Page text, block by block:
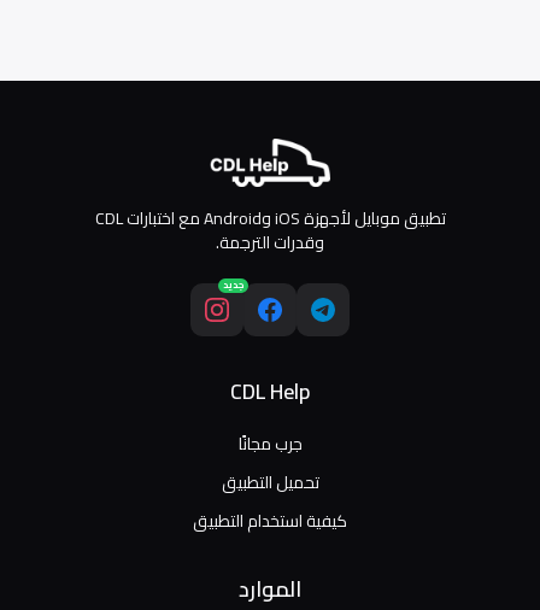
تطبيق موبايل لأجهزة iOS وAndroid مع اختبارات CDL
وقدرات الترجمة.
جديد
CDL Help
جرب مجانًا
تحميل التطبيق
كيفية استخدام التطبيق
الموارد